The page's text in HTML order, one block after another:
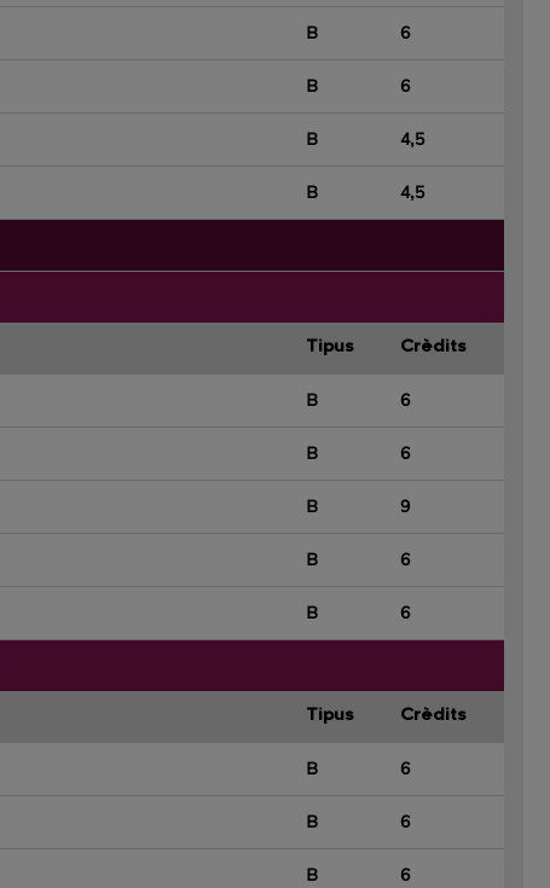
B 6
B 6
B 4,5
B 4,5
Tipus Crèdits
B 6
B 6
B 9
B 6
B 6
Tipus Crèdits
B 6
B 6
B 6